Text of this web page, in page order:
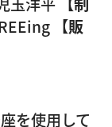
【販
を使用して